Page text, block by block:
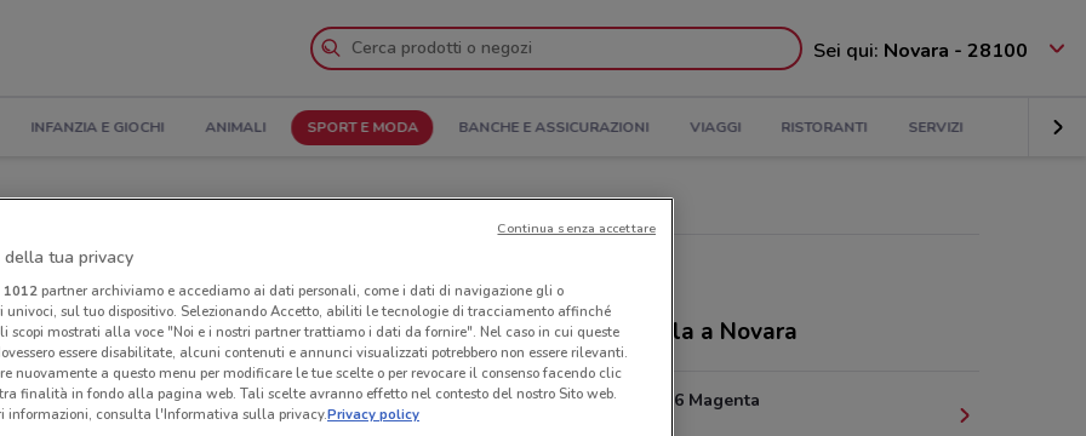
Sei qui: Novara - 28100
INFANZIA E GIOCHI ANIMALI SPORT E MODA BANCHE E ASSICURAZIONI VIAGGI RISTORANTI SERVIZI
e Indirizzi
Dorabella a Novara
Negozi Dorabella a Novara
Via Roma, 96 Magenta
della tua privacy
1012partner archiviamo e accediamo ai dati personali, come i dati di navigazione gli o
sul tuo dispositivo. Selezionando Accetto, abiliti le tecnologie di tracciamento affinché
scopi mostrati alla voce "Noi e i nostri partner trattiamo i dati da fornire". Nel caso in cui queste
essere disabilitate, alcuni contenuti e annunci visualizzati potrebbero non essere rilevanti.
nuovamente a questo menu per modificare le tue scelte o per revocare il consenso facendo clic
finalità in fondo alla pagina web. Tali scelte avranno effetto nel contesto del nostro Sito web.
informazioni, consulta l'Informativa sulla privacy.Privacy policy
Continua senza accettare